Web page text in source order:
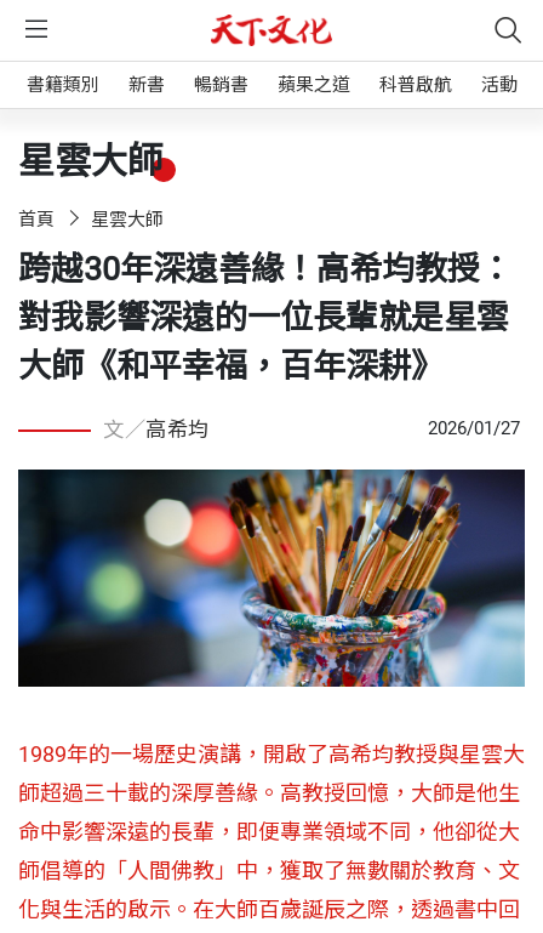
書籍類別 新書 暢銷書 蘋果之道 科普啟航 活動
星雲大師
首頁 星雲大師
跨越30年深遠善緣！高希均教授：
對我影響深遠的一位長輩就是星雲
大師《和平幸福，百年深耕》
文／高希均 2026/01/27
1989年的一場歷史演講，開啟了高希均教授與星雲大
師超過三十載的深厚善緣。高教授回憶，大師是他生
命中影響深遠的長輩，即便專業領域不同，他卻從大
師倡導的「人間佛教」中，獲取了無數關於教育、文
化與生活的啟示。在大師百歲誕辰之際，透過書中回